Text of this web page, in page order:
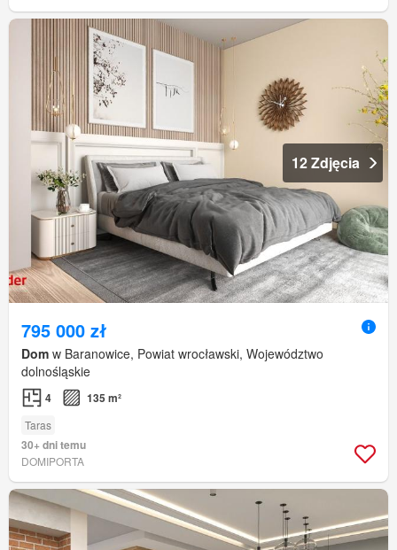
12 Zdjęcia
795 000 zł
Dom w Baranowice, Powiat wrocławski, Województwo
dolnośląskie
4 135 m²
Taras
30+ dni temu
DOMIPORTA